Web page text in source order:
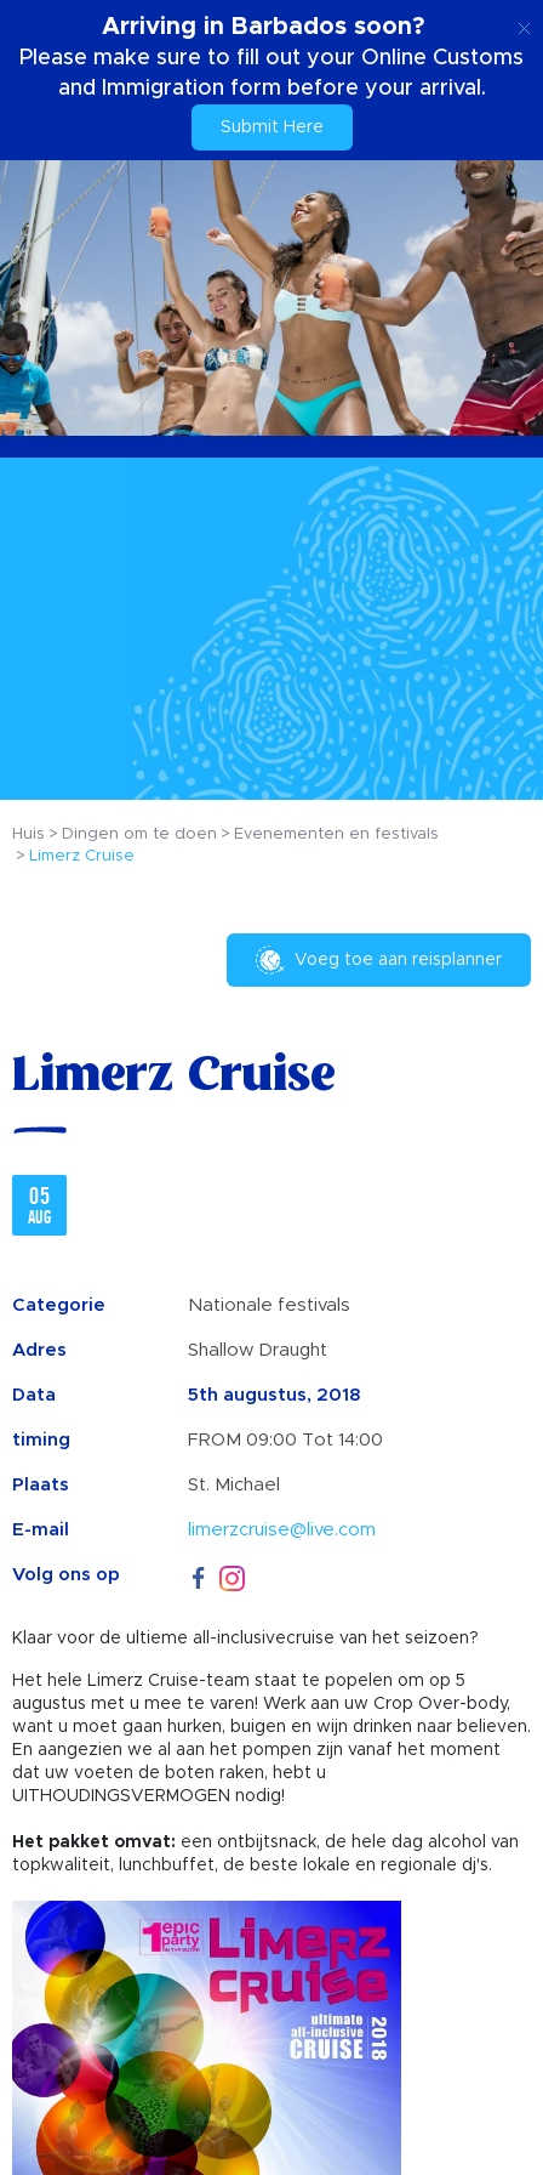
Arriving in Barbados soon?
Please make sure to fill out your Online Customs
and Immigration form before your arrival.
Submit Here
Huis Dingen om te doen
Evenementen en festivals
Limerz Cruise
Voeg toe aan reisplanner
Limerz Cruise
05
aug
Categorie Nationale festivals
Adres Shallow Draught
Data 5th augustus, 2018
timing FROM 09:00 Tot 14:00
Plaats St. Michael
E-mail limerzcruise@live.com
Volg ons op
Klaar voor de ultieme all-inclusivecruise van het seizoen?
Het hele Limerz Cruise-team staat te popelen om op 5
augustus met u mee te varen! Werk aan uw Crop Over-body,
want u moet gaan hurken, buigen en wijn drinken naar believen.
En aangezien we al aan het pompen zijn vanaf het moment
dat uw voeten de boten raken, hebt u
UITHOUDINGSVERMOGEN nodig!
Het pakket omvat: een ontbijtsnack, de hele dag alcohol van
topkwaliteit, lunchbuffet, de beste lokale en regionale dj's.